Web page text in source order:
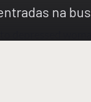
na